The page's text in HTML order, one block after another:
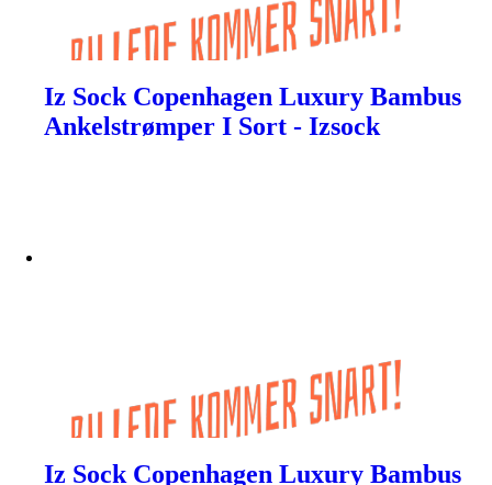
Iz Sock Copenhagen Luxury Bambus
Ankelstrømper I Sort - Izsock
Iz Sock Copenhagen Luxury Bambus